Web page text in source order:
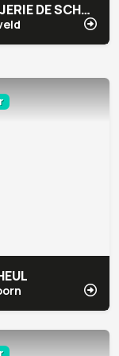
ORANJERIE DE SCHAFFELAAR